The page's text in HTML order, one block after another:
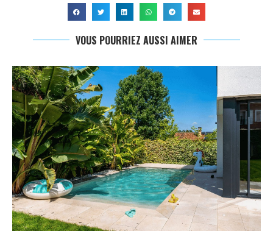
VOUS POURRIEZ AUSSI AIMER